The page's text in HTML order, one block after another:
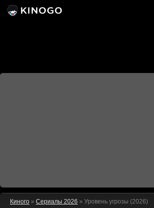
Киного » Сериалы 2026 » Уровень угрозы (2026)